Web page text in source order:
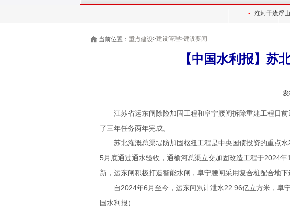
▪ 淮河干流浮
当前位置： 重点建设>建设管理>建设要闻
【中国水利报】苏
发
江苏省运东闸除险加固工程和阜宁腰闸拆除重建工程日
了三年任务两年完成。
苏北灌溉总渠堤防加固枢纽工程是中央国债投资的重点
5月底通过通水验收，通榆河总渠立交加固改造工程于2024
新，运东闸积极打造智能水闸，阜宁腰闸采用复合桩配合地
自2024年6月至今，运东闸累计泄水22.96亿立方米，
国水利报）